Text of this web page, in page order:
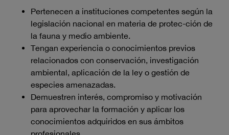
Pertenecen a instituciones competentes según la
legislación nacional en materia de protec-ción de
la fauna y medio ambiente.
Tengan experiencia o conocimientos previos
relacionados con conservación, investigación
ambiental, aplicación de la ley o gestión de
especies amenazadas.
Demuestren interés, compromiso y motivación
para aprovechar la formación y aplicar los
conocimientos adquiridos en sus ámbitos